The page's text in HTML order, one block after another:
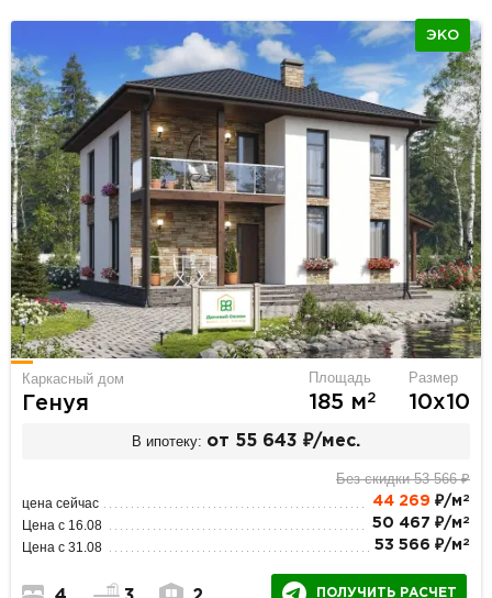
ЭКО
Каркасный дом
Генуя
Площадь
185 м2
Размер
10х10
В ипотеку: от 55 643 ₽/мес.
Без скидки 53 566 ₽
цена сейчас 44 269 ₽/м 2
Цена с 16.08 50 467 ₽/м 2
Цена с 31.08 53 566 ₽/м 2
ПОЛУЧИТЬ РАСЧЕТ